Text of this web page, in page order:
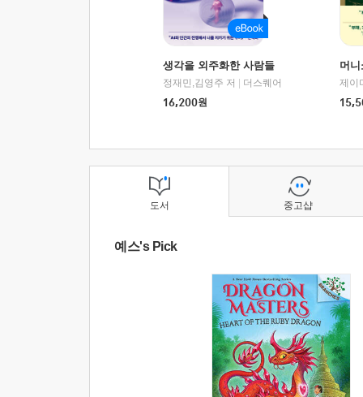
생각을 외주화한 사람들
정재민,김영주 저
더스퀘어
16,200원
머
도서
예스's Pick
중고샵